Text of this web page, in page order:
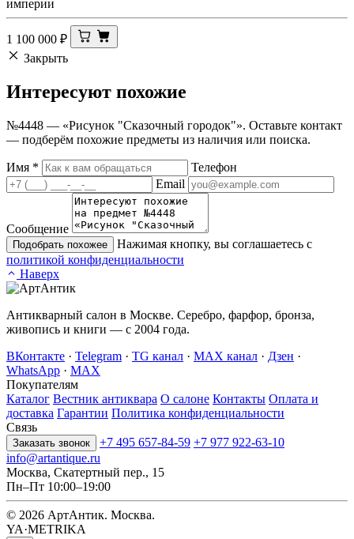
империи
1 100 000 ₽
Закрыть
Интересуют похожие
№4448 — «Рисунок "Сказочный городок"». Оставьте контакт
— подберём похожие предметы из наличия или поиска.
Имя *
Телефон
Email
Сообщение
Подобрать похожее
Нажимая кнопку, вы соглашаетесь с
политикой конфиденциальности
Наверх
Антикварный салон в Москве. Серебро, фарфор, бронза,
живопись и книги — с 2004 года.
ВКонтакте · Telegram · TG канал · MAX канал · Дзен ·
WhatsApp · MAX
Покупателям
Каталог Вестник антиквара О салоне Контакты Оплата и
доставка Гарантии Политика конфиденциальности
Связь
Заказать звонок +7 495 657-84-59 +7 977 922-63-10
info@artantique.ru
Москва, Скатертный пер., 15
Пн–Пт 10:00–19:00
© 2026 АртАнтик. Москва.
YA·METRIKA